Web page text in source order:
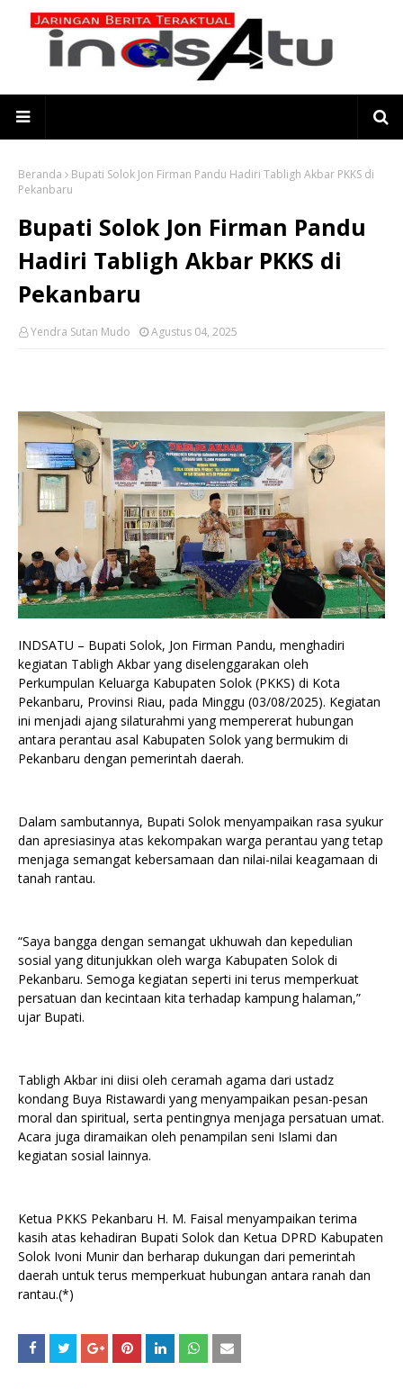
Beranda
Bupati Solok Jon Firman Pandu Hadiri Tabligh Akbar PKKS di
Pekanbaru
Bupati Solok Jon Firman Pandu
Hadiri Tabligh Akbar PKKS di
Pekanbaru
Yendra Sutan Mudo Agustus 04, 2025
INDSATU – Bupati Solok, Jon Firman Pandu, menghadiri
kegiatan Tabligh Akbar yang diselenggarakan oleh
Perkumpulan Keluarga Kabupaten Solok (PKKS) di Kota
Pekanbaru, Provinsi Riau, pada Minggu (03/08/2025). Kegiatan
ini menjadi ajang silaturahmi yang mempererat hubungan
antara perantau asal Kabupaten Solok yang bermukim di
Pekanbaru dengan pemerintah daerah.
Dalam sambutannya, Bupati Solok menyampaikan rasa syukur
dan apresiasinya atas kekompakan warga perantau yang tetap
menjaga semangat kebersamaan dan nilai-nilai keagamaan di
tanah rantau.
“Saya bangga dengan semangat ukhuwah dan kepedulian
sosial yang ditunjukkan oleh warga Kabupaten Solok di
Pekanbaru. Semoga kegiatan seperti ini terus memperkuat
persatuan dan kecintaan kita terhadap kampung halaman,”
ujar Bupati.
Tabligh Akbar ini diisi oleh ceramah agama dari ustadz
kondang Buya Ristawardi yang menyampaikan pesan-pesan
moral dan spiritual, serta pentingnya menjaga persatuan umat.
Acara juga diramaikan oleh penampilan seni Islami dan
kegiatan sosial lainnya.
Ketua PKKS Pekanbaru H. M. Faisal menyampaikan terima
kasih atas kehadiran Bupati Solok dan Ketua DPRD Kabupaten
Solok Ivoni Munir dan berharap dukungan dari pemerintah
daerah untuk terus memperkuat hubungan antara ranah dan
rantau.(*)